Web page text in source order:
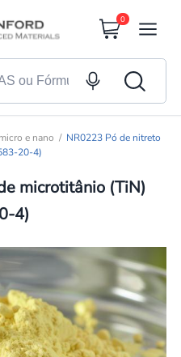
0
e nano
NR0223 Pó de nitreto
20-4)
microtitânio (TiN)
4)